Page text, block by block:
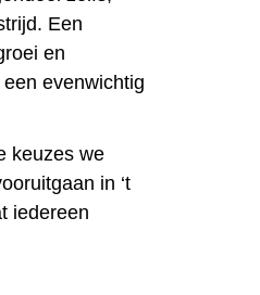
Een
en
evenwichtig
keuzes we
in ‘t
iedereen